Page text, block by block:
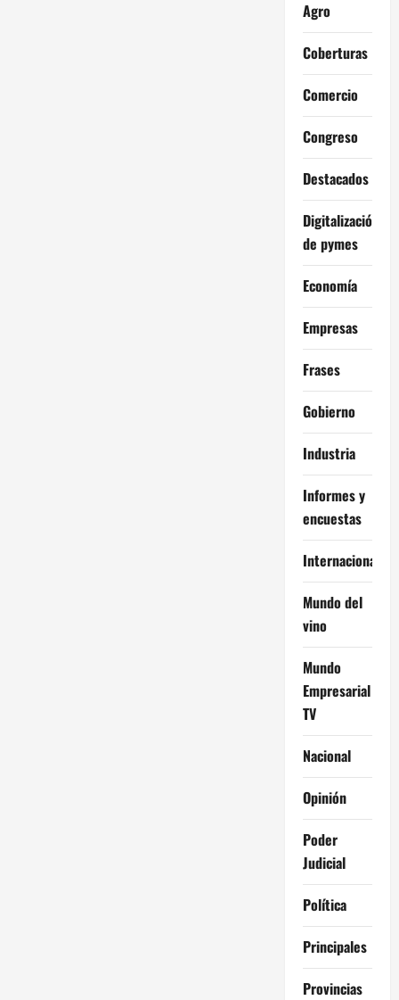
Agro
Coberturas
Comercio
Congreso
Destacados
Digitalización
de pymes
Economía
Empresas
Frases
Gobierno
Industria
Informes y
encuestas
Internacional
Mundo del
vino
Mundo
Empresarial
TV
Nacional
Opinión
Poder
Judicial
Política
Principales
Provincias